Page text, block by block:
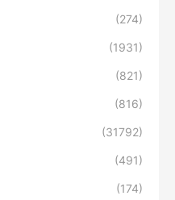
(274)
(1931)
(821)
(816)
(31792)
(491)
(174)